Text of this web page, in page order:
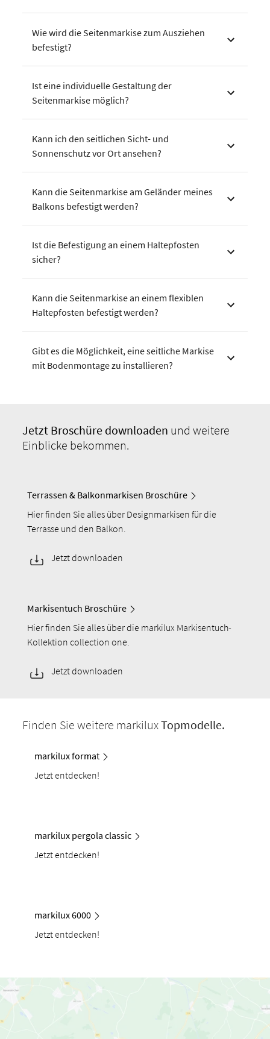
Wie wird die Seitenmarkise zum Ausziehen
befestigt?
Ist eine individuelle Gestaltung der
Seitenmarkise möglich?
Kann ich den seitlichen Sicht- und
Sonnenschutz vor Ort ansehen?
Kann die Seitenmarkise am Geländer meines
Balkons befestigt werden?
Ist die Befestigung an einem Haltepfosten
sicher?
Kann die Seitenmarkise an einem flexiblen
Haltepfosten befestigt werden?
Gibt es die Möglichkeit, eine seitliche Markise
mit Bodenmontage zu installieren?
Jetzt Broschüre downloaden und weitere
Einblicke bekommen.
Terrassen & Balkonmarkisen Broschüre
Hier finden Sie alles über Designmarkisen für die
Terrasse und den Balkon.
Jetzt downloaden
Markisentuch Broschüre
Hier finden Sie alles über die markilux Markisentuch-
Kollektion collection one.
Jetzt downloaden
Finden Sie weitere markiluxTopmodelle.
markilux format
Jetzt entdecken!
markilux pergola classic
Jetzt entdecken!
markilux 6000
Jetzt entdecken!